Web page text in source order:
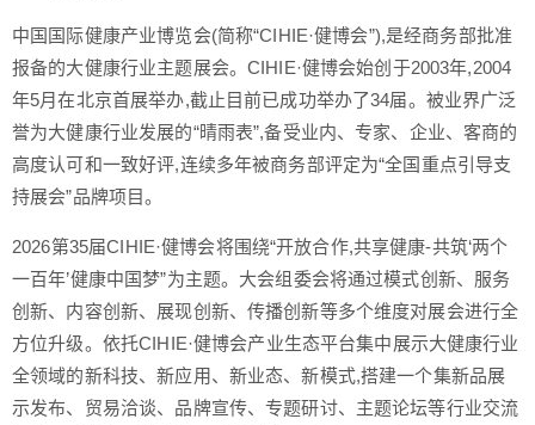
中国国际健康产业博览会(简称“CIHIE·健博会”),是经商务部批准
报备的大健康行业主题展会。CIHIE·健博会始创于2003年,2004
年5月在北京首展举办,截止目前已成功举办了34届。被业界广泛
誉为大健康行业发展的“晴雨表”,备受业内、专家、企业、客商的
高度认可和一致好评,连续多年被商务部评定为“全国重点引导支
持展会”品牌项目。
2026第35届CIHIE·健博会将围绕“开放合作,共享健康-共筑‘两个
一百年’健康中国梦”为主题。大会组委会将通过模式创新、服务
创新、内容创新、展现创新、传播创新等多个维度对展会进行全
方位升级。依托CIHIE·健博会产业生态平台集中展示大健康行业
全领域的新科技、新应用、新业态、新模式,搭建一个集新品展
示发布、贸易洽谈、品牌宣传、专题研讨、主题论坛等行业交流